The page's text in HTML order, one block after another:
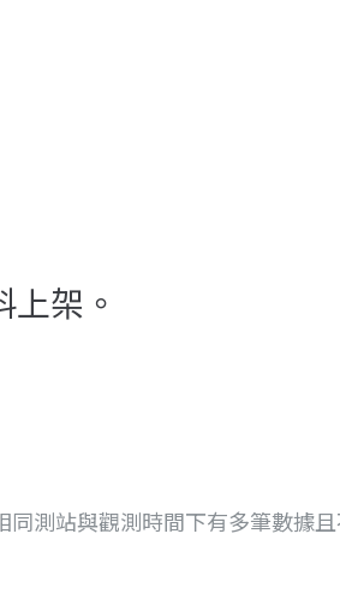
架。
測站與觀測時間下有多筆數據